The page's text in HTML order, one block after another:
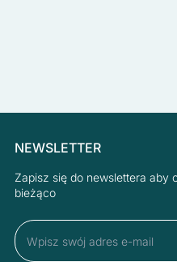
NEWSLETTER
Zapisz się do newslettera aby
bieżąco